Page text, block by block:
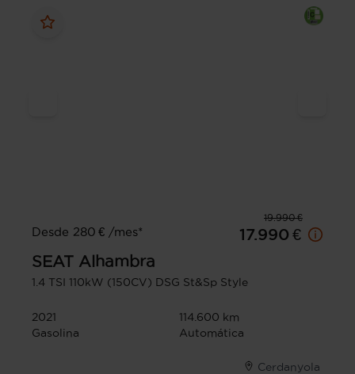
19.990 €
Desde 280 € /mes*
17.990 €
SEAT Alhambra
1.4 TSI 110kW (150CV) DSG St&Sp Style
2021
114.600 km
Gasolina
Automática
Cerdanyola